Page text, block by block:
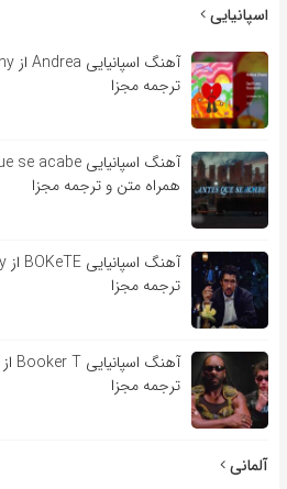
اسپانیایی
ترجمه مجزا
همراه متن و ترجمه مجزا
ترجمه مجزا
ترجمه مجزا
آلمانی